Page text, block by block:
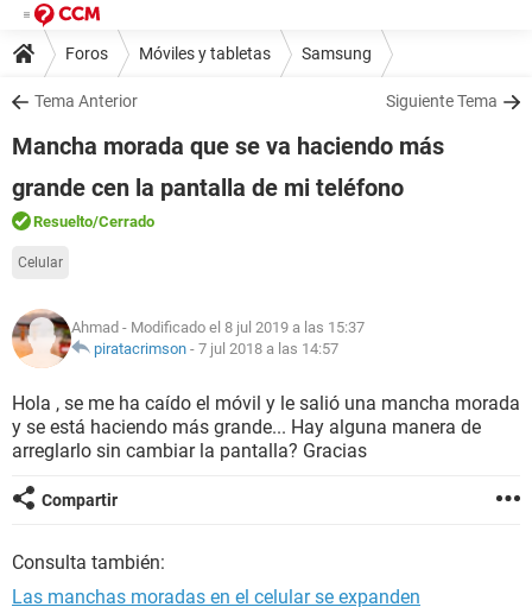
Foros Móviles y tabletas Samsung
Tema Anterior Siguiente Tema
Mancha morada que se va haciendo más
grande cen la pantalla de mi teléfono
Resuelto/Cerrado
Celular
Ahmad - Modificado el 8 jul 2019 a las 15:37
piratacrimson - 7 jul 2018 a las 14:57
Hola , se me ha caído el móvil y le salió una mancha morada
y se está haciendo más grande... Hay alguna manera de
arreglarlo sin cambiar la pantalla? Gracias
Compartir
Consulta también:
Las manchas moradas en el celular se expanden